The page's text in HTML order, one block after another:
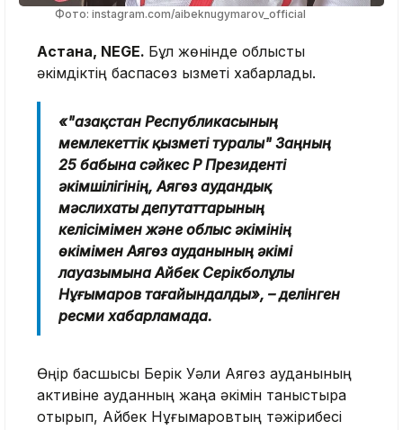
Фото: instagram.com/aibeknugymarov_official
Астана, NEGE. Бұл жөнінде облыстық
әкімдіктің баспасөз қызметі хабарлады.
«"Қазақстан Республикасының
мемлекеттік қызметі туралы" Заңның
25 бабына сәйкес ҚР Президенті
әкімшілігінің, Аягөз аудандық
мәслихаты депутаттарының
келісімімен және облыс әкімінің
өкімімен Аягөз ауданының әкімі
лауазымына Айбек Серікболұлы
Нұғымаров тағайындалды», – делінген
ресми хабарламада.
Өңір басшысы Берік Уәли Аягөз ауданының
активіне ауданның жаңа әкімін таныстыра
отырып, Айбек Нұғымаровтың тәжірибесі